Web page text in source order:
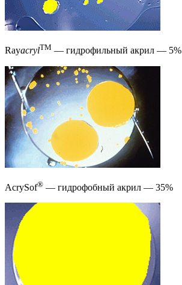
RayacrylTM — гидрофильный акрил — 5%
AcrySof® — гидрофобный акрил — 35%